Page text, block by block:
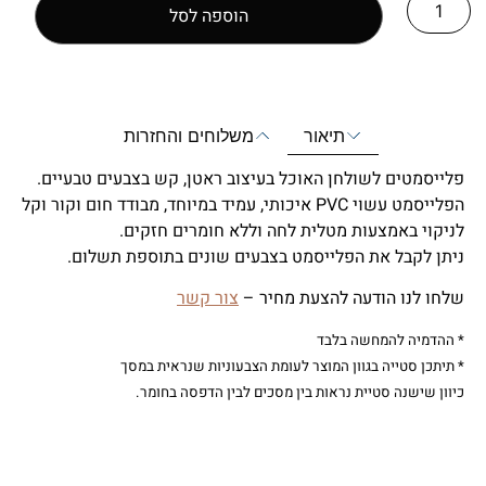
הוספה לסל
תיאור משלוחים והחזרות
פלייסמטים לשולחן האוכל בעיצוב ראטן, קש בצבעים טבעיים.
הפלייסמט עשוי PVC איכותי, עמיד במיוחד, מבודד חום וקור וקל
לניקוי באמצעות מטלית לחה וללא חומרים חזקים.
ניתן לקבל את הפלייסמט בצבעים שונים בתוספת תשלום.
שלחו לנו הודעה להצעת מחיר – צור קשר
* ההדמיה להמחשה בלבד
* תיתכן סטייה בגוון המוצר לעומת הצבעוניות שנראית במסך
כיוון שישנה סטיית נראות בין מסכים לבין הדפסה בחומר.